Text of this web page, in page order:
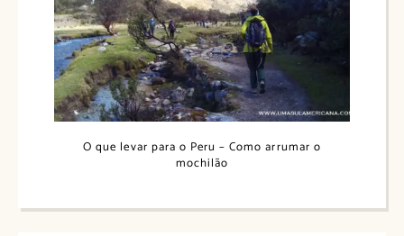
O que levar para o Peru – Como arrumar o
mochilão